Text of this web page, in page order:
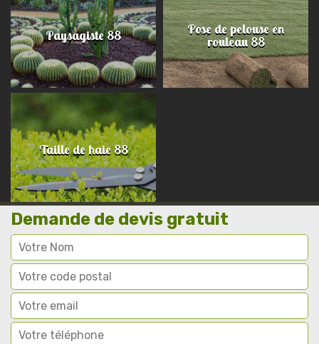
Paysagiste 88 Pose de pelouse en
rouleau 88
Taille de haie 88
Demande de devis gratuit